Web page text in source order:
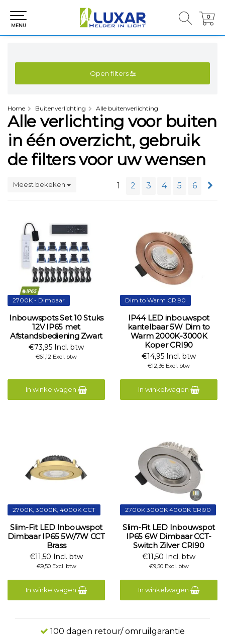
0
0
MENU
Open filters
Home Buitenverlichting Alle buitenverlichting
Alle verlichting voor buiten
in één overzicht, gebruik
de filters voor uw wensen
Meest bekeken 1 2 3 4 5 6
2700K - Dimbaar
Inbouwspots Set 10 Stuks
12V IP65 met
Afstandsbediening Zwart
€73,95 Incl. btw
€61,12 Excl. btw
In winkelwagen
Dim to Warm CRI90
IP44 LED inbouwspot
kantelbaar 5W Dim to
Warm 2000K-3000K
Koper CRI90
€14,95 Incl. btw
€12,36 Excl. btw
In winkelwagen
2700K, 3000K, 4000K CCT
Slim-Fit LED Inbouwspot
Dimbaar IP65 5W/7W CCT
Brass
€11,50 Incl. btw
€9,50 Excl. btw
In winkelwagen
2700K 3000K 4000K CRI90
Slim-Fit LED Inbouwspot
IP65 6W Dimbaar CCT-
Switch Zilver CRI90
€11,50 Incl. btw
€9,50 Excl. btw
In winkelwagen
100 dagen retour/ omruilgarantie